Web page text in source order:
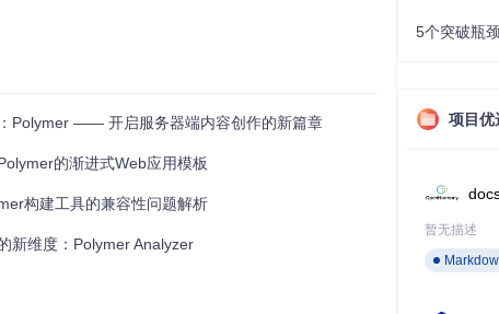
时性需求的应用。
Polymer —— 开启服务器端内容创作的新篇章
的渐进式Web应用模板
构建工具的兼容性问题解析
新维度：Polymer Analyzer
项目优
暂无描述